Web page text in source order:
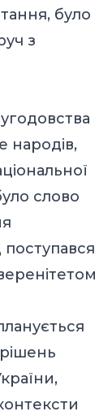
було
з
народів,
слово
поступався